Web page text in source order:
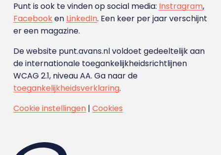
Punt is ook te vinden op social media: Instragram,
Facebooken LinkedIn. Een keer per jaar verschijnt
er een magazine.
De website punt.avans.nl voldoet gedeeltelijk aan
de internationale toegankelijkheidsrichtlijnen
WCAG 2.1, niveau AA. Ga naar de
toegankelijkheidsverklaring.
Cookie instellingen| Cookies